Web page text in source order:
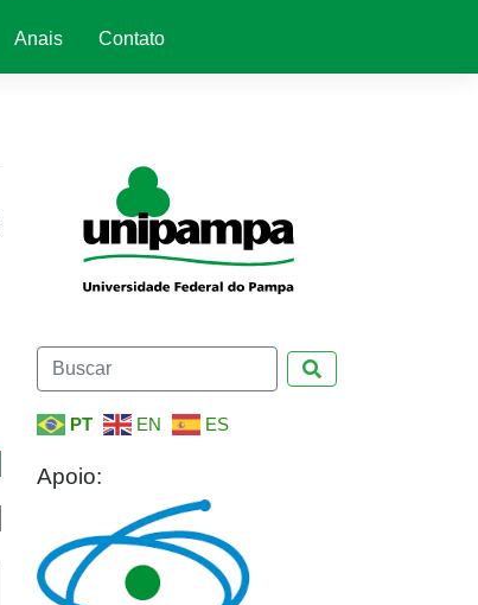
Anais Contato
PT EN ES
Apoio: